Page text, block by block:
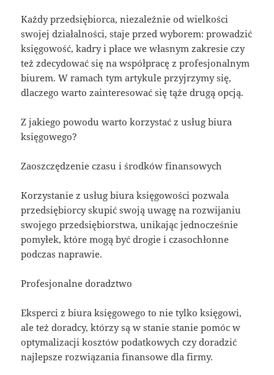
Każdy przedsiębiorca, niezależnie od wielkości
swojej działalności, staje przed wyborem: prowadzić
księgowość, kadry i płace we własnym zakresie czy
też zdecydować się na współpracę z profesjonalnym
biurem. W ramach tym artykule przyjrzymy się,
dlaczego warto zainteresować się tąże drugą opcją.
Z jakiego powodu warto korzystać z usług biura
księgowego?
Zaoszczędzenie czasu i środków finansowych
Korzystanie z usług biura księgowości pozwala
przedsiębiorcy skupić swoją uwagę na rozwijaniu
swojego przedsiębiorstwa, unikając jednocześnie
pomyłek, które mogą być drogie i czasochłonne
podczas naprawie.
Profesjonalne doradztwo
Eksperci z biura księgowego to nie tylko księgowi,
ale też doradcy, którzy są w stanie stanie pomóc w
optymalizacji kosztów podatkowych czy doradzić
najlepsze rozwiązania finansowe dla firmy.